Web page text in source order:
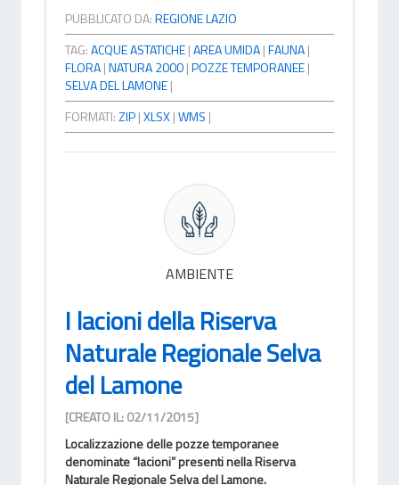
PUBBLICATO DA:REGIONE LAZIO
TAG:ACQUE ASTATICHE|AREA UMIDA|FAUNA|
FLORA|NATURA 2000|POZZE TEMPORANEE|
SELVA DEL LAMONE|
FORMATI:ZIP|XLSX|WMS |
AMBIENTE
I lacioni della Riserva
Naturale Regionale Selva
del Lamone
[CREATO IL: 02/11/2015]
Localizzazione delle pozze temporanee
denominate “lacioni” presenti nella Riserva
Naturale Regionale Selva del Lamone.